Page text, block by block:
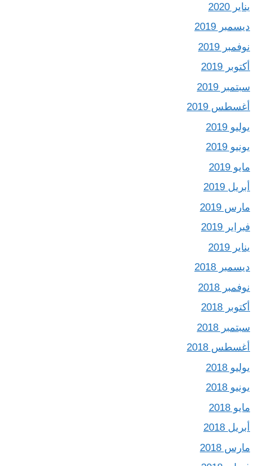
يناير 2020
ديسمبر 2019
نوفمبر 2019
أكتوبر 2019
سبتمبر 2019
أغسطس 2019
يوليو 2019
يونيو 2019
مايو 2019
أبريل 2019
مارس 2019
فبراير 2019
يناير 2019
ديسمبر 2018
نوفمبر 2018
أكتوبر 2018
سبتمبر 2018
أغسطس 2018
يوليو 2018
يونيو 2018
مايو 2018
أبريل 2018
مارس 2018